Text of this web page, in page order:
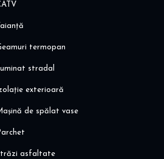
termopan
Iluminat stradal
exterioară
de spălat vase
asfaltate